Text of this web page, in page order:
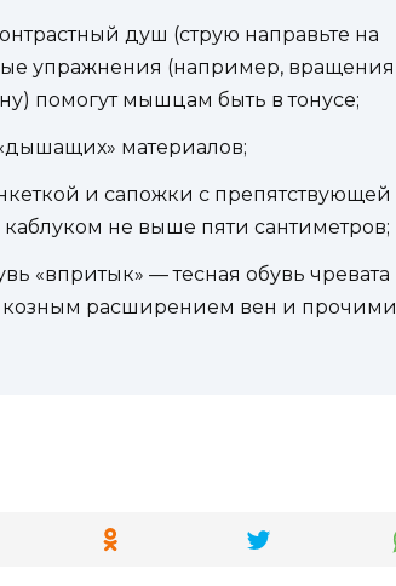
душ (струю направьте на
упражнения (например, вращения
помогут мышцам быть в тонусе;
материалов;
и сапожки с препятствующей
не выше пяти сантиметров;
«впритык» — тесная обувь чревата
расширением вен и прочими